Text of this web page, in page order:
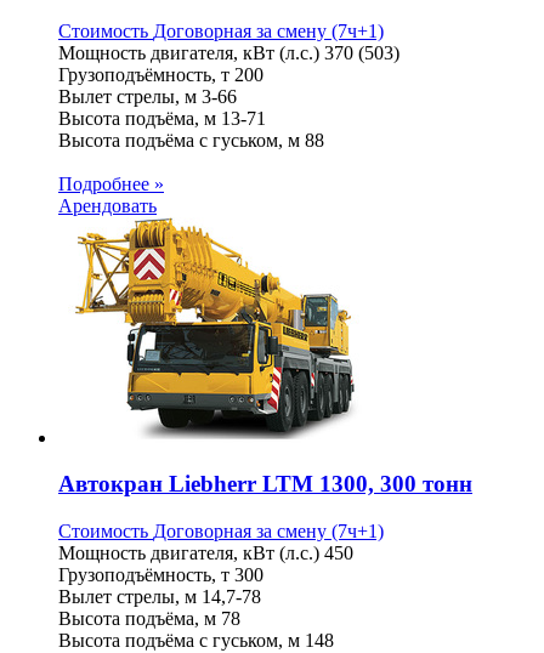
Стоимость Договорная за смену (7ч+1)
Мощность двигателя, кВт (л.с.) 370 (503)
Грузоподъёмность, т 200
Вылет стрелы, м 3-66
Высота подъёма, м 13-71
Высота подъёма с гуськом, м 88
Подробнее »
Арендовать
Автокран Liebherr LTM 1300, 300 тонн
Стоимость Договорная за смену (7ч+1)
Мощность двигателя, кВт (л.с.) 450
Грузоподъёмность, т 300
Вылет стрелы, м 14,7-78
Высота подъёма, м 78
Высота подъёма с гуськом, м 148